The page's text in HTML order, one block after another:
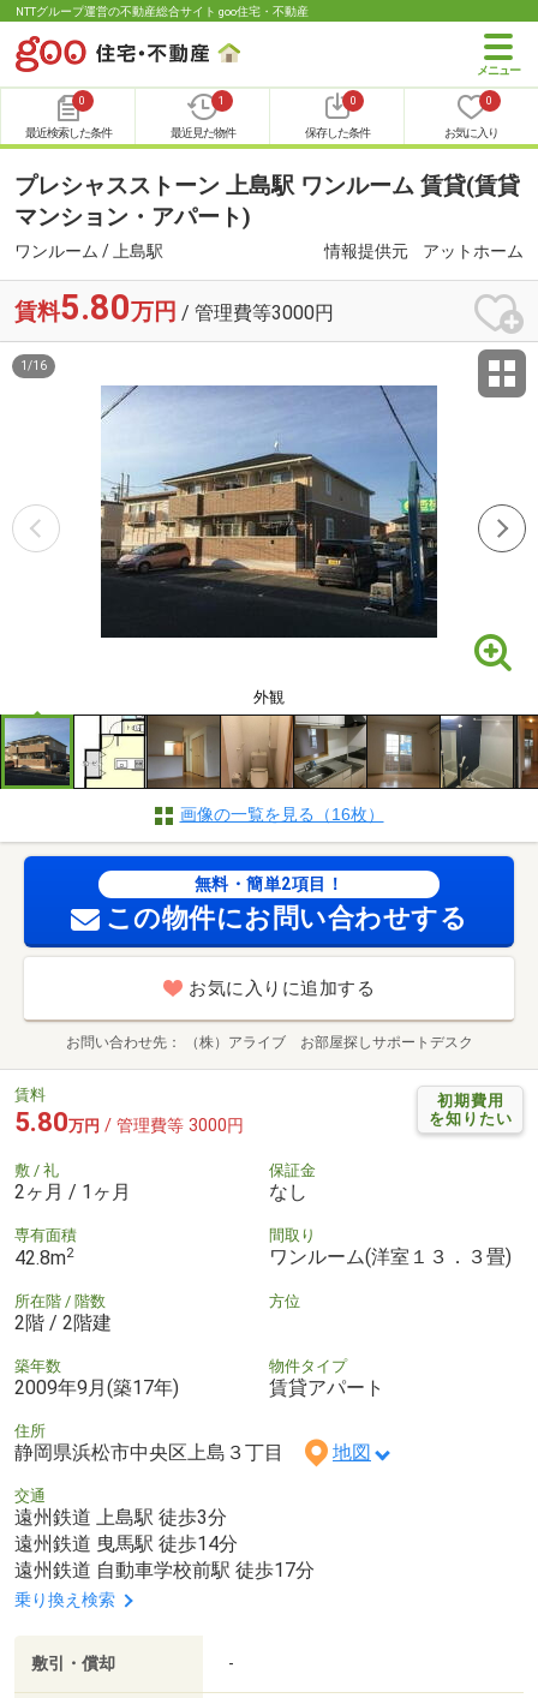
NTTグループ運営の不動産総合サイト goo住宅・不動産
0
最近検索した条件
1
最近見た物件
0
保存した条件
0
お気に入り
プレシャスストーン 上島駅 ワンルーム 賃貸(賃貸
マンション・アパート)
ワンルーム / 上島駅 情報提供元 アットホーム
賃料5.80万円 / 管理費等3000円
外観
1 /16
画像の一覧を見る（16枚）
無料・簡単2項目！
この物件にお問い合わせする
お気に入りに追加する
お問い合わせ先 （株）アライブ お部屋探しサポートデスク
初期費用
を知りたい
賃料
5.80万円 / 管理費等 3000円
敷 / 礼
2ヶ月 / 1ヶ月
保証金
なし
専有面積
42.8m2
間取り
ワンルーム(洋室１３．３畳)
所在階 / 階数
2階 / 2階建
方位
築年数
2009年9月(築17年)
物件タイプ
賃貸アパート
住所
静岡県浜松市中央区上島３丁目 地図
交通
遠州鉄道 上島駅 徒歩3分
遠州鉄道 曳馬駅 徒歩14分
遠州鉄道 自動車学校前駅 徒歩17分
乗り換え検索
敷引・償却 -